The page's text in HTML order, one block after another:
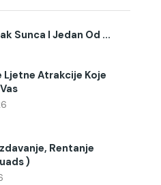
Sunca I Jedan Od ...
Ljetne Atrakcije Koje
Rentanje
)